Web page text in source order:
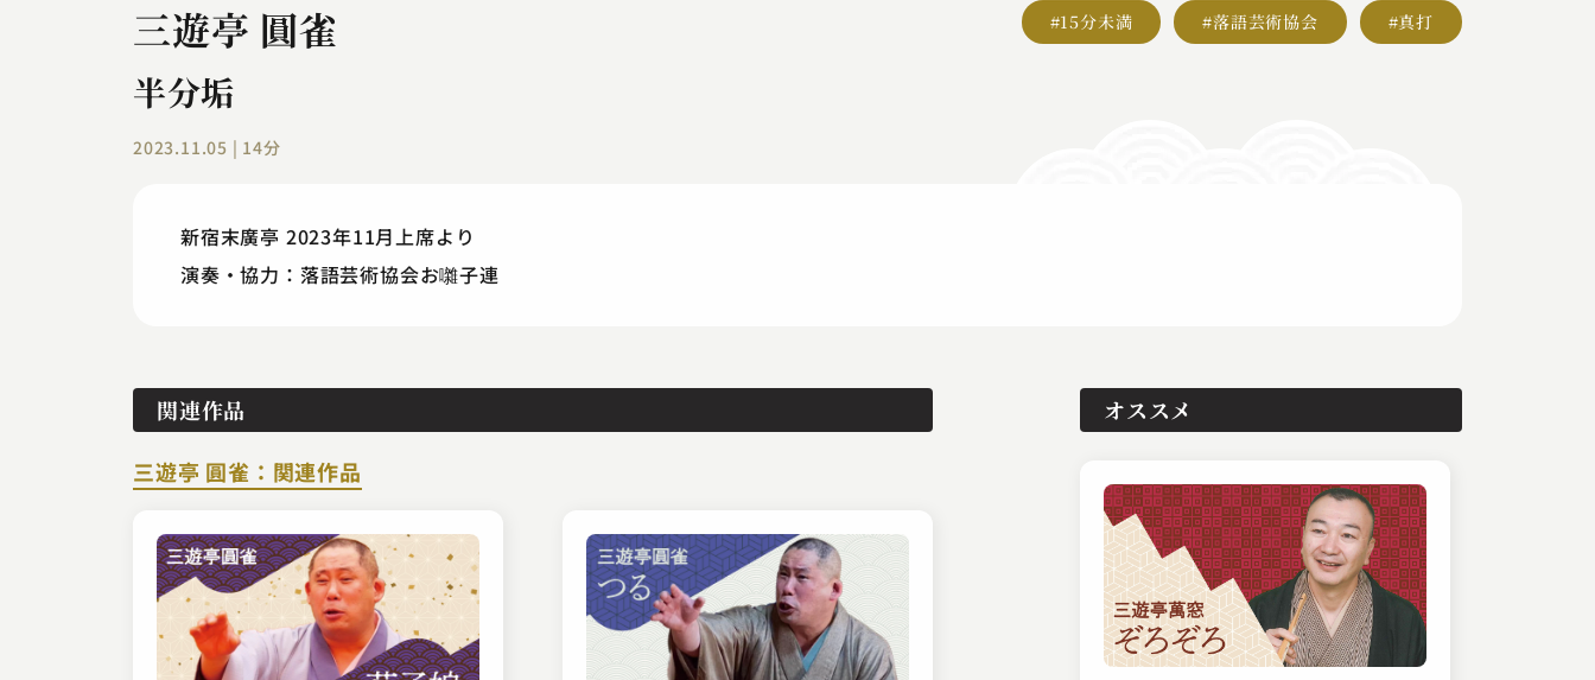
三遊亭 圓雀
半分垢
2023.11.05 | 14分
#15分未満 #落語芸術協会 #真打
新宿末廣亭 2023年11月上席より
演奏・協力：落語芸術協会お囃子連
関連作品
三遊亭 圓雀：関連作品
オススメ